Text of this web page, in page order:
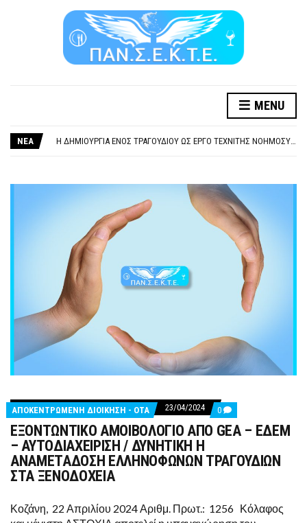
MENU
ΝΕΑ
Η ΔΗΜΙΟΥΡΓΙΑ ΕΝΟΣ ΤΡΑΓΟΥΔΙΟΥ ΩΣ ΕΡΓΟ ΤΕΧΝΙΤΗΣ ΝΟΗΜΟΣΥΝΗΣ ΚΑΤΑ 100/100 ΔΕΝ ΥΠΟΚΕΙΤΑΙ ΣΕ ΠΝΕΥΜΑΤΙΚΑ/ΣΥΓΓΕΝΙΚΑ ΔΙΚΑΙΩΜΑΤΑ. ΠΑΡΑΠΛΑΝΗΤΙΚΕΣ ΚΑΙ ΨΕΥΔΕΙΣ ΟΙ ΤΟΠΟΘΕΤΗΣΕΙΣ ΤΟΥ GEA.
ΞΕΧΕΙΛΙΖΕΙ Η ΟΡΓΗ ΚΑΙ Η ΑΓΑΝΑΚΤΗΣΗ ΑΠΟ ΧΙΛΙΑΔΕΣ ΣΥΝΑΔΕΛΦΟΥΣ
ΑΠΟΚΕΝΤΡΩΜΕΝΗ ΔΙΟΙΚΗΣΗ - ΟΤΑ 23/04/2024 0 COMMENTS
ON
ΕΞΟΝΤΩΝΤΙΚΟ
GEA
ΑΥΤΟΔΙΑΧΕΙΡΙΣΗ
/
ΕΞΟΝΤΩΝΤΙΚΟ ΑΜΟΙΒΟΛΟΓΙΟ ΑΠΟ GEA – ΕΔΕΜ
– ΑΥΤΟΔΙΑΧΕΙΡΙΣΗ / ΔΥΝΗΤΙΚΗ Η
ΑΝΑΜΕΤΑΔΟΣΗ ΕΛΛΗΝΟΦΩΝΩΝ ΤΡΑΓΟΥΔΙΩΝ
ΣΤΑ ΞΕΝΟΔΟΧΕΙΑ
Κοζάνη, 22 Απριλίου 2024 Αριθμ. Πρωτ.: 1256 Κόλαφος